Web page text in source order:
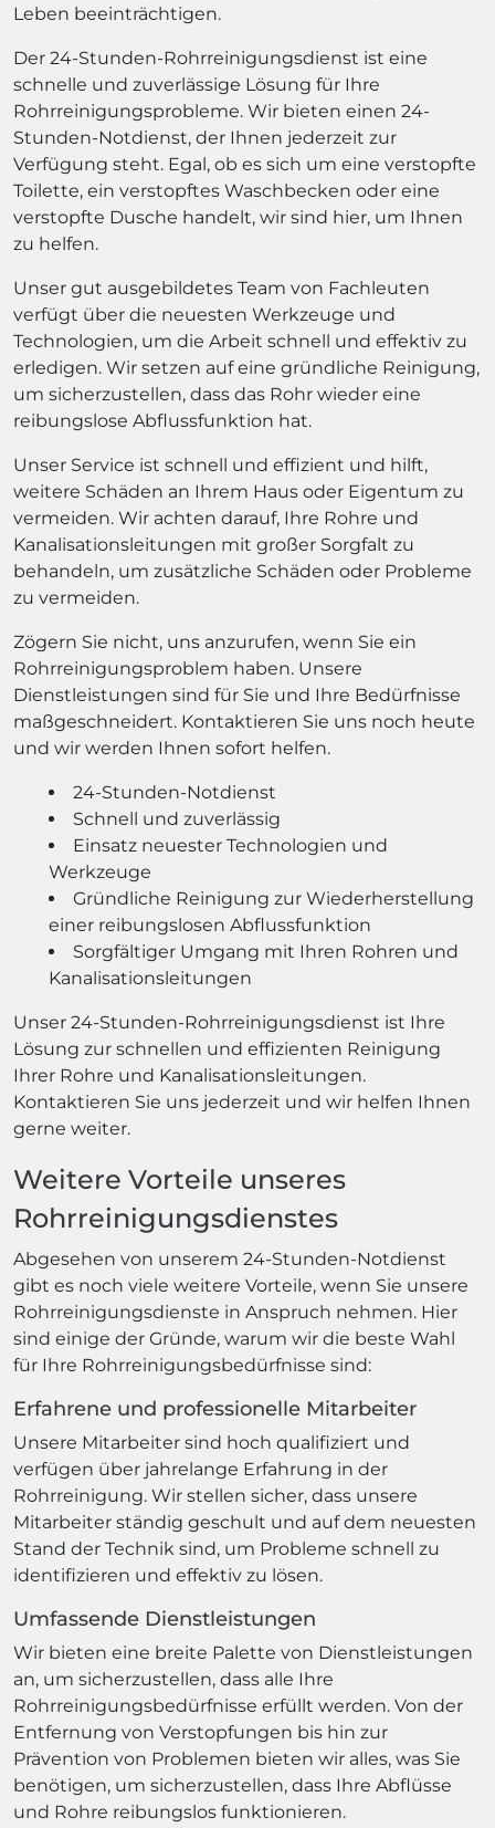
Leben beeinträchtigen.
Der 24-Stunden-Rohrreinigungsdienst ist eine
schnelle und zuverlässige Lösung für Ihre
Rohrreinigungsprobleme. Wir bieten einen 24-
Stunden-Notdienst, der Ihnen jederzeit zur
Verfügung steht. Egal, ob es sich um eine verstopfte
Toilette, ein verstopftes Waschbecken oder eine
verstopfte Dusche handelt, wir sind hier, um Ihnen
zu helfen.
Unser gut ausgebildetes Team von Fachleuten
verfügt über die neuesten Werkzeuge und
Technologien, um die Arbeit schnell und effektiv zu
erledigen. Wir setzen auf eine gründliche Reinigung,
um sicherzustellen, dass das Rohr wieder eine
reibungslose Abflussfunktion hat.
Unser Service ist schnell und effizient und hilft,
weitere Schäden an Ihrem Haus oder Eigentum zu
vermeiden. Wir achten darauf, Ihre Rohre und
Kanalisationsleitungen mit großer Sorgfalt zu
behandeln, um zusätzliche Schäden oder Probleme
zu vermeiden.
Zögern Sie nicht, uns anzurufen, wenn Sie ein
Rohrreinigungsproblem haben. Unsere
Dienstleistungen sind für Sie und Ihre Bedürfnisse
maßgeschneidert. Kontaktieren Sie uns noch heute
und wir werden Ihnen sofort helfen.
24-Stunden-Notdienst
Schnell und zuverlässig
Einsatz neuester Technologien und
Werkzeuge
Gründliche Reinigung zur Wiederherstellung
einer reibungslosen Abflussfunktion
Sorgfältiger Umgang mit Ihren Rohren und
Kanalisationsleitungen
Unser 24-Stunden-Rohrreinigungsdienst ist Ihre
Lösung zur schnellen und effizienten Reinigung
Ihrer Rohre und Kanalisationsleitungen.
Kontaktieren Sie uns jederzeit und wir helfen Ihnen
gerne weiter.
Weitere Vorteile unseres
Rohrreinigungsdienstes
Abgesehen von unserem 24-Stunden-Notdienst
gibt es noch viele weitere Vorteile, wenn Sie unsere
Rohrreinigungsdienste in Anspruch nehmen. Hier
sind einige der Gründe, warum wir die beste Wahl
für Ihre Rohrreinigungsbedürfnisse sind:
Erfahrene und professionelle Mitarbeiter
Unsere Mitarbeiter sind hoch qualifiziert und
verfügen über jahrelange Erfahrung in der
Rohrreinigung. Wir stellen sicher, dass unsere
Mitarbeiter ständig geschult und auf dem neuesten
Stand der Technik sind, um Probleme schnell zu
identifizieren und effektiv zu lösen.
Umfassende Dienstleistungen
Wir bieten eine breite Palette von Dienstleistungen
an, um sicherzustellen, dass alle Ihre
Rohrreinigungsbedürfnisse erfüllt werden. Von der
Entfernung von Verstopfungen bis hin zur
Prävention von Problemen bieten wir alles, was Sie
benötigen, um sicherzustellen, dass Ihre Abflüsse
und Rohre reibungslos funktionieren.